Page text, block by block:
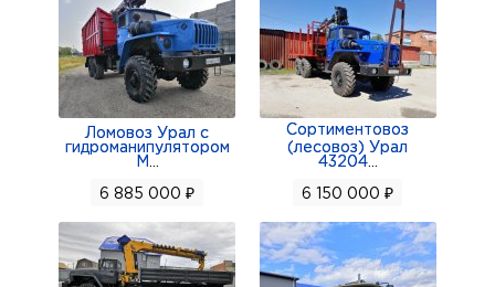
Кабина: X5000
Передний мост: MAN 7.5T
Задний мост: MAN 16T
Объем топливного бака: 700 л
ССУ: JOST #50
Передняя подвеска / Задняя подвеска:
Многолистовая рессорная/пневматическая
Ломовоз Урал с
гидроманипулятором
М
6 885 000 ₽
Сортиментовоз
(лесовоз) Урал
43204...
6 150 000 ₽